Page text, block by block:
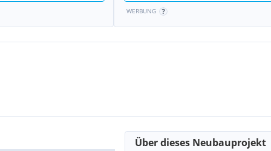
Vorlagepflicht, sowie
als vereinbart. Wir
der
WERBUNG
Über dieses Neubauprojekt